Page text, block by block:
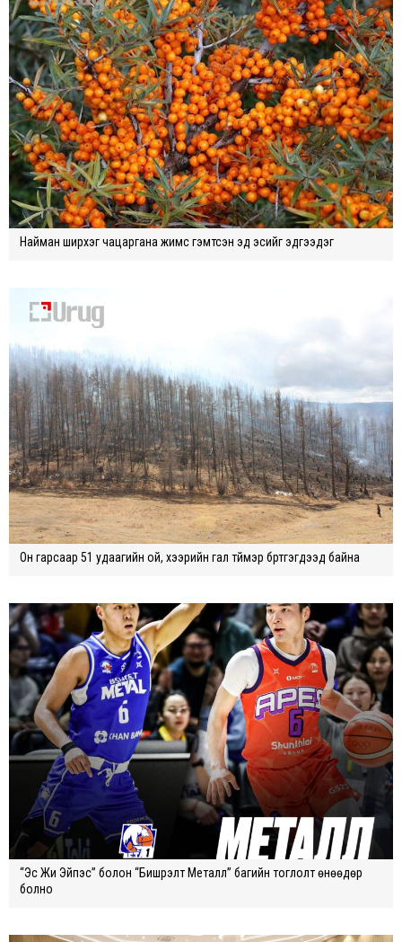
Найман ширхэг чацаргана жимс гэмтсэн эд эсийг эдгээдэг
Он гарсаар 51 удаагийн ой, хээрийн гал түймэр бүртгэгдээд байна
“Эс Жи Эйпэс” болон “Бишрэлт Металл” багийн тоглолт өнөөдөр
болно